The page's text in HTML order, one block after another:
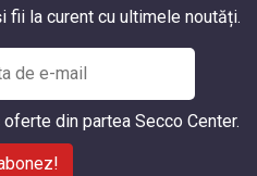
la curent cu ultimele noutăți.
din partea Secco Center.